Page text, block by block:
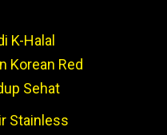
K-Halal
Korean Red
Sehat
Stainless